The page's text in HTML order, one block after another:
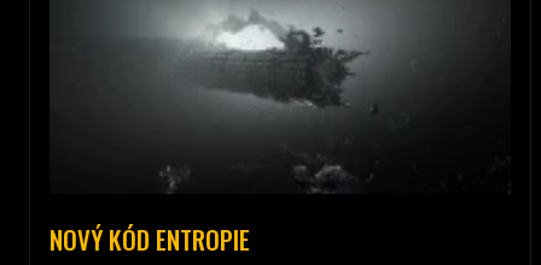
NOVÝ KÓD ENTROPIE